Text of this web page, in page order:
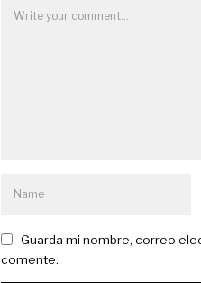
Guarda mi nombre, correo
comente.